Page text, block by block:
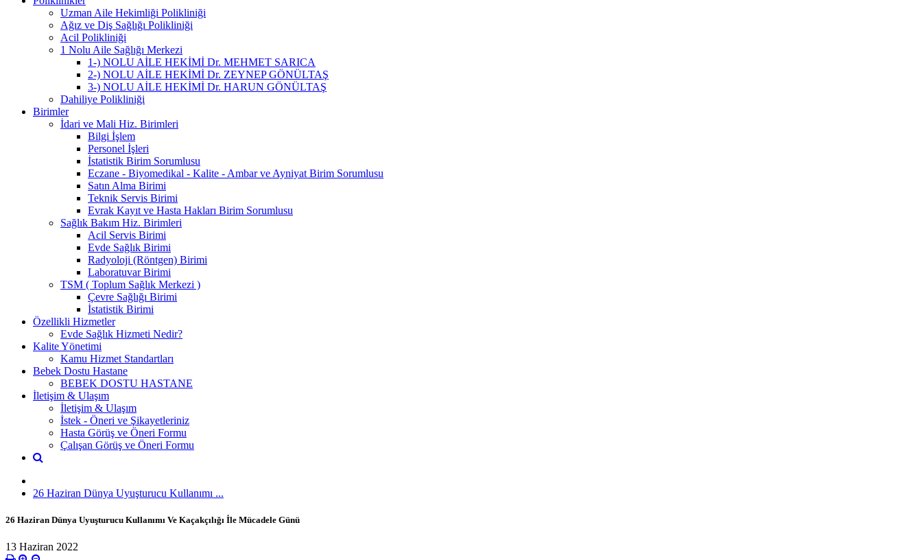
Uzman Aile Hekimliği Polikliniği
Ağız ve Diş Sağlığı Polikliniği
Acil Polikliniği
1 Nolu Aile Sağlığı Merkezi
1-) NOLU AİLE HEKİMİ Dr. MEHMET SARICA
2-) NOLU AİLE HEKİMİ Dr. ZEYNEP GÖNÜLTAŞ
3-) NOLU AİLE HEKİMİ Dr. HARUN GÖNÜLTAŞ
Dahiliye Polikliniği
Birimler
İdari ve Mali Hiz. Birimleri
Bilgi İşlem
Personel İşleri
İstatistik Birim Sorumlusu
Eczane - Biyomedikal - Kalite - Ambar ve Ayniyat Birim Sorumlusu
Satın Alma Birimi
Teknik Servis Birimi
Evrak Kayıt ve Hasta Hakları Birim Sorumlusu
Sağlık Bakım Hiz. Birimleri
Acil Servis Birimi
Evde Sağlık Birimi
Radyoloji (Röntgen) Birimi
Laboratuvar Birimi
TSM ( Toplum Sağlık Merkezi )
Çevre Sağlığı Birimi
İstatistik Birimi
Özellikli Hizmetler
Evde Sağlık Hizmeti Nedir?
Kalite Yönetimi
Kamu Hizmet Standartları
Bebek Dostu Hastane
BEBEK DOSTU HASTANE
İletişim & Ulaşım
İletişim & Ulaşım
İstek - Öneri ve Şikayetleriniz
Hasta Görüş ve Öneri Formu
Çalışan Görüş ve Öneri Formu
26 Haziran Dünya Uyuşturucu Kullanımı ...
26 Haziran Dünya Uyuşturucu Kullanımı Ve Kaçakçılığı İle Mücadele Günü
13 Haziran 2022